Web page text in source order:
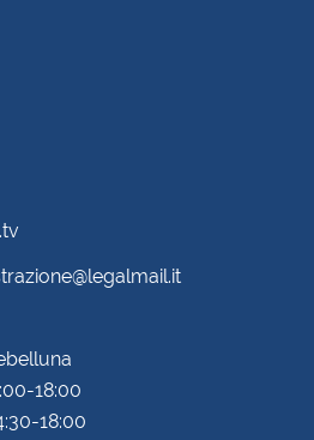
18:00
18:00